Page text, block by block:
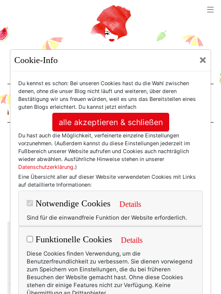
For Women. Not Girls.
Einträge mit dem
Tag: Ketten
Cookie-Info ×
Du kennst es schon: Bei unseren Cookies hast du die Wahl zwischen
denen, ohne die unser Blog nicht läuft und weiteren, über deren
Bestätigung wir uns freuen würden, weil es uns das Bereitstellen eines
guten Blogs erleichtert. Du kannst jetzt einfach
alle akzeptieren & schließen
Du hast auch die Möglichkeit, verfeinerte einzelne Einstellungen
vorzunehmen. (Außerdem kannst du diese Einstellungen jederzeit im
Fußbereich unserer Website aufrufen und Cookies auch nachträglich
wieder abwählen. Ausführliche Hinweise stehen in unserer
Datenschutzerklärung.)
Eine Übersicht aller auf dieser Website verwendeten Cookies mit Links
auf detaillierte Informationen:
Notwendige Cookies Details
Sind für die einwandfreie Funktion der Website erforderlich.
Funktionelle Cookies Details
Diese Cookies finden Verwendung, um die
Benutzerfreundlichkeit zu verbessern. Sie dienen vorwiegend
zum Speichern von Einstellungen, die du bei früheren
Besuchen der Website gemacht hast. Ohne diese Cookies
stehen dir einige Features nicht zur Verfügung. Keine